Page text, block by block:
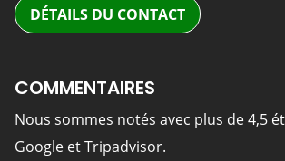
DÉTAILS DU CONTACT
COMMENTAIRES
Nous sommes notés avec plus de 4,5
Google et Tripadvisor.